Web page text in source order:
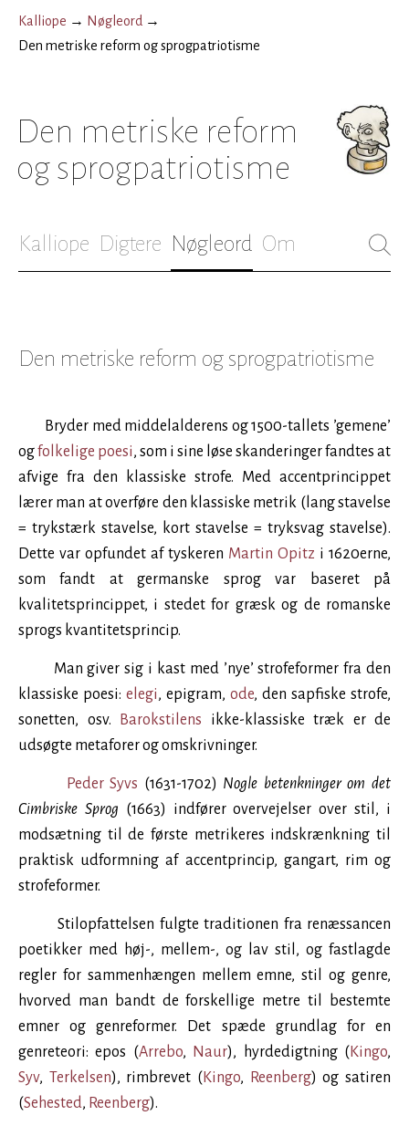
Kalliope → Nøgleord →
Den metriske reform og sprogpatriotisme
Den metriske reform
og sprogpatriotisme
Kalliope Digtere Nøgleord Om
Den metriske reform og sprogpatriotisme
Bryder med middelalderens og1500-tallets ’gemene’
ogfolkelige poesi, som i sine løse skanderinger fandtes at
afvige fra den klassiske strofe. Med accentprincippet
lærer man at overføre den klassiske metrik (lang stavelse
= trykstærk stavelse, kort stavelse = tryksvag stavelse).
Dette var opfundet af tyskeren Martin Opitz i 1620erne,
som fandt at germanske sprog var baseret på
kvalitetsprincippet, i stedet for græsk og de romanske
sprogs kvantitetsprincip.
Man giver sig i kast med ’nye’ strofeformer fra den
klassiske poesi: elegi, epigram, ode, den sapfiske strofe,
sonetten, osv.
Barokstilens ikke-klassiske træk er de
udsøgte metaforer og omskrivninger.
Peder Syvs (1631-1702) Nogle betenkninger om det
Cimbriske Sprog (1663) indfører overvejelser over stil, i
modsætning til de første metrikeres indskrænkning til
praktisk udformning af accentprincip, gangart, rim og
strofeformer.
Stilopfattelsen fulgte traditionen fra renæssancen
poetikker med høj-, mellem-, og lav stil, og fastlagde
regler for sammenhængen mellem emne, stil og genre,
hvorved man bandt de forskellige metre til bestemte
emner og genreformer. Det spæde grundlag for en
genreteori: epos (Arrebo, Naur), hyrdedigtning (Kingo,
Syv, Terkelsen), rimbrevet (Kingo, Reenberg) og satiren
(Sehested, Reenberg).